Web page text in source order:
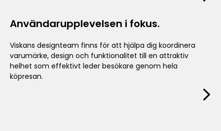
Användarupplevelsen i fokus.
Viskans designteam finns för att hjälpa dig koordinera
varumärke, design och funktionalitet till en attraktiv
helhet som effektivt leder besökare genom hela
köpresan.